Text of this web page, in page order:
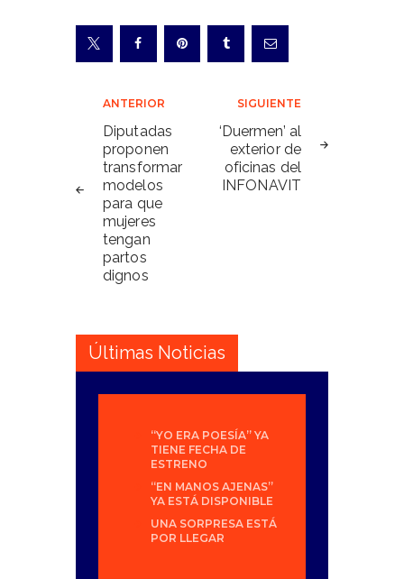
Navegación
de
entradas
ANTERIOR
Diputadas
proponen
transformar
modelos
para que
mujeres
tengan
partos
dignos
SIGUIENTE
‘Duermen’ al
exterior de
oficinas del
INFONAVIT
Últimas Noticias
“YO ERA POESÍA” YA
TIENE FECHA DE
ESTRENO
“EN MANOS AJENAS”
YA ESTÁ DISPONIBLE
UNA SORPRESA ESTÁ
POR LLEGAR